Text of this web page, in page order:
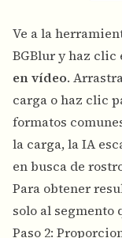
Ve a la
BGBlur y haz clic
en vídeo.
carga o haz clic
formatos
la carga, la IA
en busca de
Para obtener
solo al segmento
Paso 2: